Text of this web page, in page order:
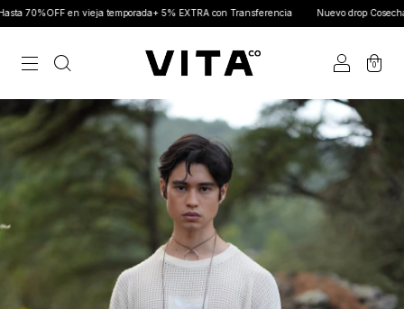
en vieja temporada+ 5% EXTRA con Transferencia Nuevo drop Cosechar ya
0